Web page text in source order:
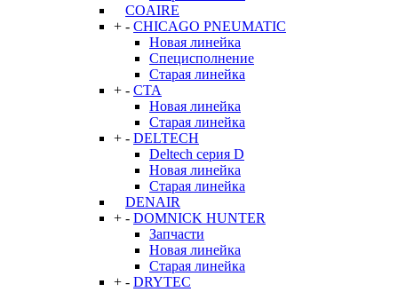
COAIRE
+ - CHICAGO PNEUMATIC
Новая линейка
Специсполнение
Старая линейка
+ - CTA
Новая линейка
Старая линейка
+ - DELTECH
Deltech серия D
Новая линейка
Старая линейка
DENAIR
+ - DOMNICK HUNTER
Запчасти
Новая линейка
Старая линейка
+ - DRYTEC